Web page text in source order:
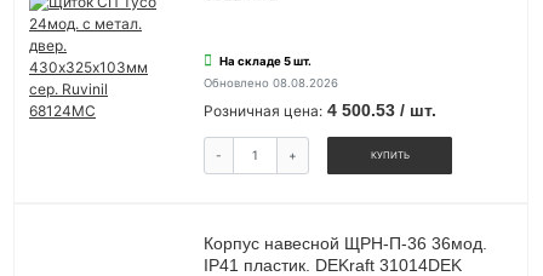
На складе 5 шт.
Обновлено 08.08.2026
Розничная цена: 4 500.53 / шт.
- + КУПИТЬ
Корпус навесной ЩРН-П-36 36мод.
IP41 пластик. DEKraft 31014DEK